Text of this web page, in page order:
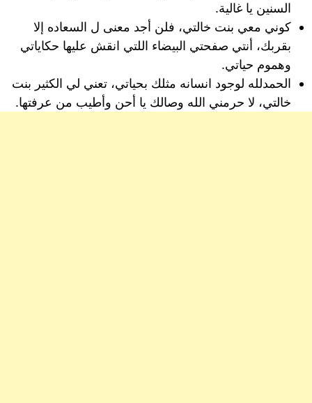
السنين يا غالية.
كوني معي بنت خالتي، فلن أجد معنى ل السعاده إلا
بقربك، أنتي صفحتي البيضاء اللتي انقش عليها حكاياتي
وهموم حياتي.
الحمدلله لوجود انسانه مثلك بحياتي، تعني لي الكثير بنت
خالتي، لا حرمني الله وصالك يا أحن وأطيب من عرفتها.